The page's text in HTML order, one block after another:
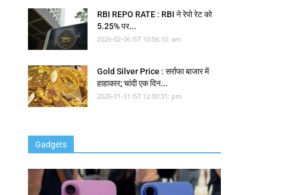
RBI REPO RATE : RBI ने रेपो रेट को
5.25% पर...
2026-02-06 IST 10:56:10: am
Gold Silver Price : सर्राफा बाजार में
हाहाकार; चांदी एक दिन...
2026-01-31 IST 12:00:31: pm
Gadgets